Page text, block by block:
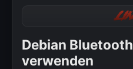
Debian
verwenden